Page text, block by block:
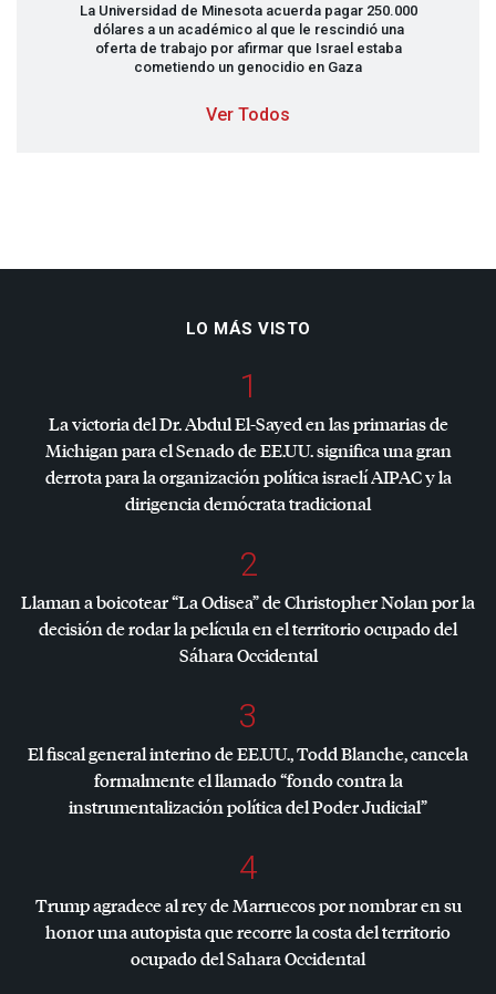
La Universidad de Minesota acuerda pagar 250.000
dólares a un académico al que le rescindió una
oferta de trabajo por afirmar que Israel estaba
cometiendo un genocidio en Gaza
Ver Todos
LO MÁS VISTO
1
La victoria del Dr. Abdul El-Sayed en las primarias de
Michigan para el Senado de EE.UU. significa una gran
derrota para la organización política israelíAIPACy la
dirigencia demócrata tradicional
2
Llaman a boicotear “La Odisea” de Christopher Nolan por la
decisión de rodar la película en el territorio ocupado del
Sáhara Occidental
3
El fiscal general interino de EE.UU., Todd Blanche, cancela
formalmente el llamado “fondo contra la
instrumentalización política del Poder Judicial”
4
Trump agradece al rey de Marruecos por nombrar en su
honor una autopista que recorre la costa del territorio
ocupado del Sahara Occidental